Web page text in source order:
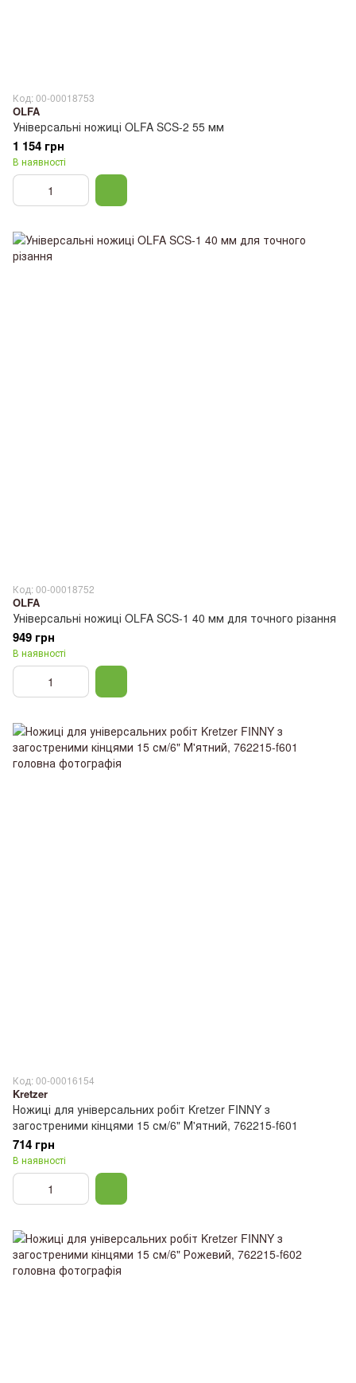
Код: 00-00018753
OLFA
Універсальні ножиці OLFA SCS-2 55 мм
1 154 грн
В наявності
Код: 00-00018752
OLFA
Універсальні ножиці OLFA SCS-1 40 мм для точного різання
949 грн
В наявності
Код: 00-00016154
Kretzer
Ножиці для універсальних робіт Kretzer FINNY з
загостреними кінцями 15 см/6" М'ятний, 762215-f601
714 грн
В наявності